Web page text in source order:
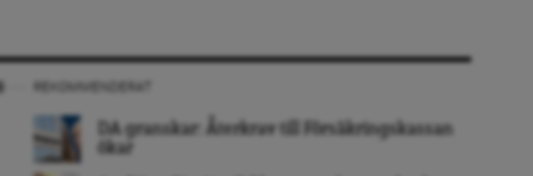
DA granskar: Återkrav till Försäkringskassan
ökar